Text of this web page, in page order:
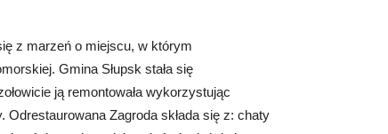
z marzeń o miejscu, w którym
Gmina Słupsk stała się
ją remontowała wykorzystując
Odrestaurowana Zagroda składa się z: chaty